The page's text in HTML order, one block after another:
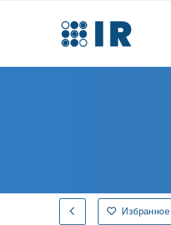
Избранное